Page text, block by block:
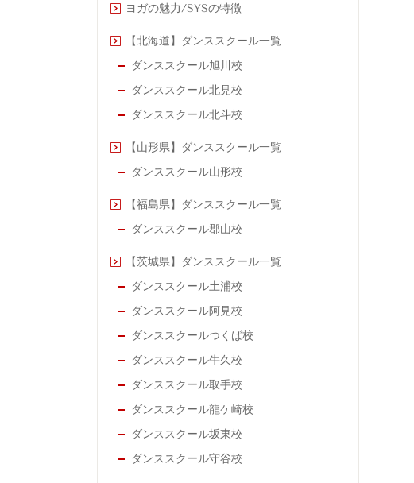
ヨガの魅力/SYSの特徴
【北海道】ダンススクール一覧
ダンススクール旭川校
ダンススクール北見校
ダンススクール北斗校
【山形県】ダンススクール一覧
ダンススクール山形校
【福島県】ダンススクール一覧
ダンススクール郡山校
【茨城県】ダンススクール一覧
ダンススクール土浦校
ダンススクール阿見校
ダンススクールつくば校
ダンススクール牛久校
ダンススクール取手校
ダンススクール龍ケ崎校
ダンススクール坂東校
ダンススクール守谷校